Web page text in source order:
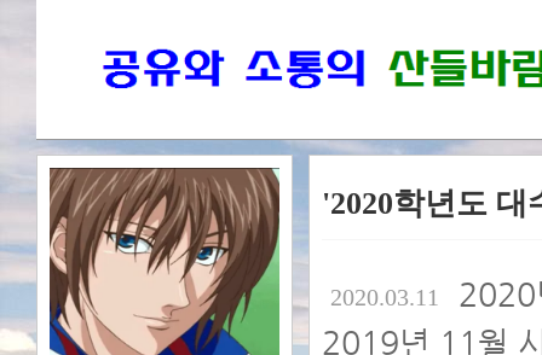
'2020학년도
2020.03.11 2020
2019년 11월